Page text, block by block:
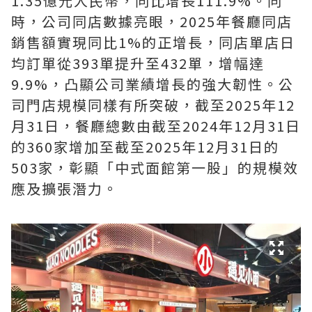
時，公司同店數據亮眼，2025年餐廳同店
銷售額實現同比1%的正增長，同店單店日
均訂單從393單提升至432單，增幅達
9.9%，凸顯公司業績增長的強大韌性。公
司門店規模同樣有所突破，截至2025年12
月31日，餐廳總數由截至2024年12月31日
的360家增加至截至2025年12月31日的
503家，彰顯「中式面館第一股」的規模效
應及擴張潛力。